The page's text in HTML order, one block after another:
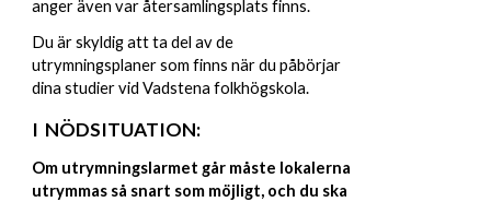
anger även var återsamlingsplats finns.
Du är skyldig att ta del av de
utrymningsplaner som finns när du påbörjar
dina studier vid Vadstena folkhögskola.
I NÖDSITUATION:
Om utrymningslarmet går måste lokalerna
utrymmas så snart som möjligt, och du ska